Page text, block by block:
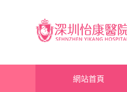
網站首頁